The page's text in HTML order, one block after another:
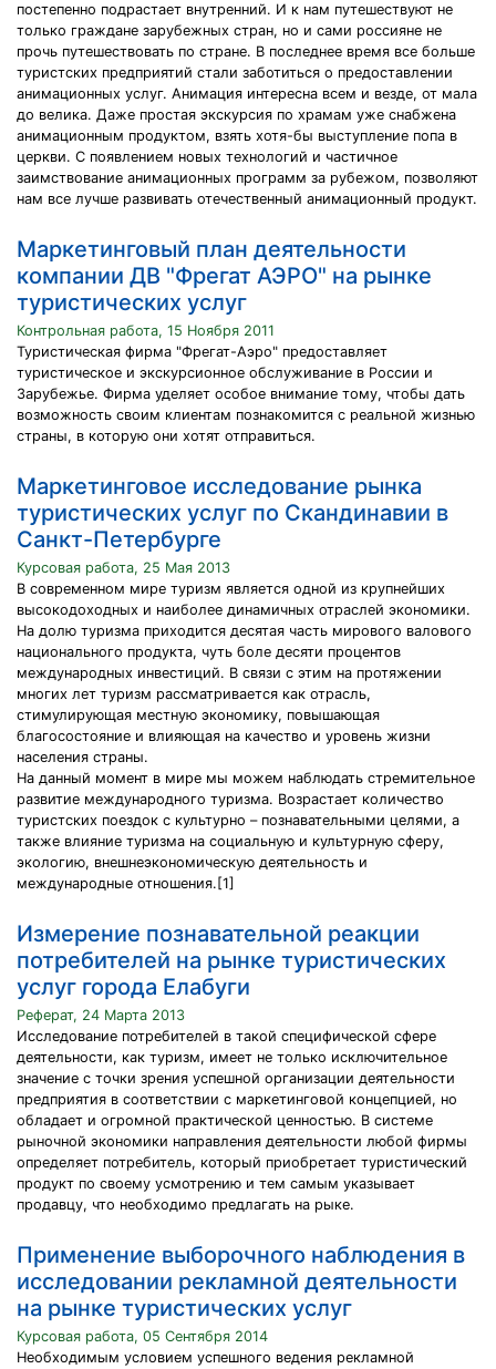
постепенно подрастает внутренний. И к нам путешествуют не
только граждане зарубежных стран, но и сами россияне не
прочь путешествовать по стране. В последнее время все больше
туристских предприятий стали заботиться о предоставлении
анимационных услуг. Анимация интересна всем и везде, от мала
до велика. Даже простая экскурсия по храмам уже снабжена
анимационным продуктом, взять хотя-бы выступление попа в
церкви. С появлением новых технологий и частичное
заимствование анимационных программ за рубежом, позволяют
нам все лучше развивать отечественный анимационный продукт.
Маркетинговый план деятельности
компании ДВ "Фрегат АЭРО" на рынке
туристических услуг
Контрольная работа, 15 Ноября 2011
Туристическая фирма "Фрегат-Аэро" предоставляет
туристическое и экскурсионное обслуживание в России и
Зарубежье. Фирма уделяет особое внимание тому, чтобы дать
возможность своим клиентам познакомится с реальной жизнью
страны, в которую они хотят отправиться.
Маркетинговое исследование рынка
туристических услуг по Скандинавии в
Санкт-Петербурге
Курсовая работа, 25 Мая 2013
В современном мире туризм является одной из крупнейших
высокодоходных и наиболее динамичных отраслей экономики.
На долю туризма приходится десятая часть мирового валового
национального продукта, чуть боле десяти процентов
международных инвестиций. В связи с этим на протяжении
многих лет туризм рассматривается как отрасль,
стимулирующая местную экономику, повышающая
благосостояние и влияющая на качество и уровень жизни
населения страны.
На данный момент в мире мы можем наблюдать стремительное
развитие международного туризма. Возрастает количество
туристских поездок с культурно – познавательными целями, а
также влияние туризма на социальную и культурную сферу,
экологию, внешнеэкономическую деятельность и
международные отношения.[1]
Измерение познавательной реакции
потребителей на рынке туристических
услуг города Елабуги
Реферат, 24 Марта 2013
Исследование потребителей в такой специфической сфере
деятельности, как туризм, имеет не только исключительное
значение с точки зрения успешной организации деятельности
предприятия в соответствии с маркетинговой концепцией, но
обладает и огромной практической ценностью. В системе
рыночной экономики направления деятельности любой фирмы
определяет потребитель, который приобретает туристический
продукт по своему усмотрению и тем самым указывает
продавцу, что необходимо предлагать на рыке.
Применение выборочного наблюдения в
исследовании рекламной деятельности
на рынке туристических услуг
Курсовая работа, 05 Сентября 2014
Необходимым условием успешного ведения рекламной